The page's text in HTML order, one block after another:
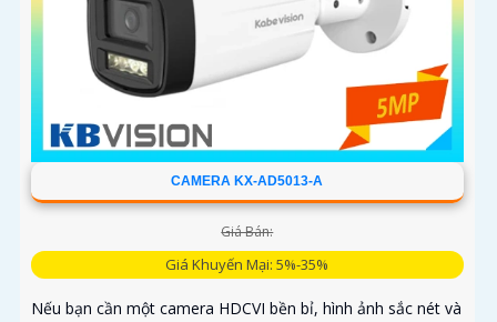
CAMERA KX-AD5013-A
Giá Bán:
Giá Khuyến Mại: 5%-35%
Nếu bạn cần một camera HDCVI bền bỉ, hình ảnh sắc nét và